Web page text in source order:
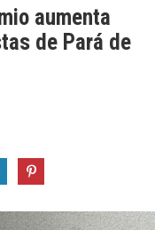
aumenta
de Pará de